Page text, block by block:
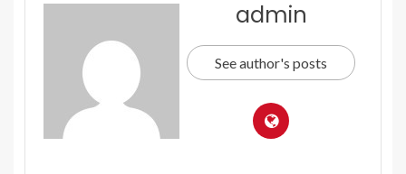
admin
See author's posts